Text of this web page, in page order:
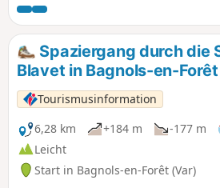
des Estérel zu steilen Klippen erhebt,
auf den Spuren des Homo
nämlich festgestellt, dass das Gebiet
Argens in allen Epochen der
bewohnt war. Die Höhlen von La
Zeugnisse dafür.
Spaziergang durch die
Blavet in Bagnols-en-Forêt
Tourismusinformation
6,28 km
+184 m -177 m
Leicht
Start in Bagnols-en-Forêt (Var)